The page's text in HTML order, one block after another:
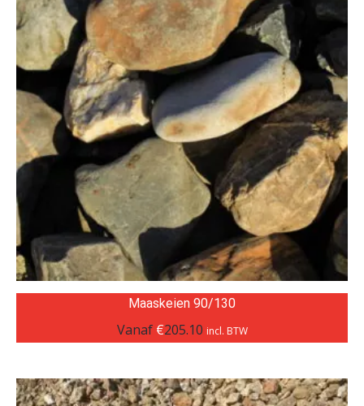
Maaskeien 90/130
Vanaf €205.10 incl. BTW